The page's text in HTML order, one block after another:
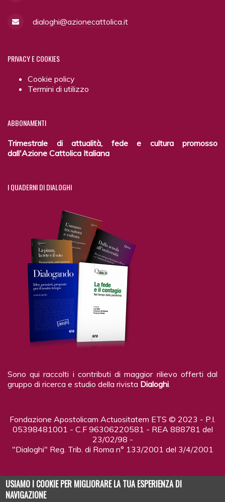
dialoghi@azionecattolica.it
PRIVACYE COOKIES
Cookie policy
Termini di utilizzo
ABBONAMENTI
Trimestrale di attualità, fede e cultura promosso
dall'Azione Cattolica Italiana
IQUADERNI DI DIALOGHI
Sono qui raccolti i contributi di maggior rilievo offerti dal
gruppo di ricerca e studio della rivista Dialoghi
Fondazione Apostolicam Actuositatem ETS © 2023 - P.I.
05398481001 - C.F 96306220581 - REA 888781 del
23/02/98 -
"Dialoghi" Reg. Trib. di Roma n° 133/2001 del 3/4/2001
USIAMO I COOKIE PER MIGLIORARE LA TUA ESPERIENZA DI
NAVIGAZIONE